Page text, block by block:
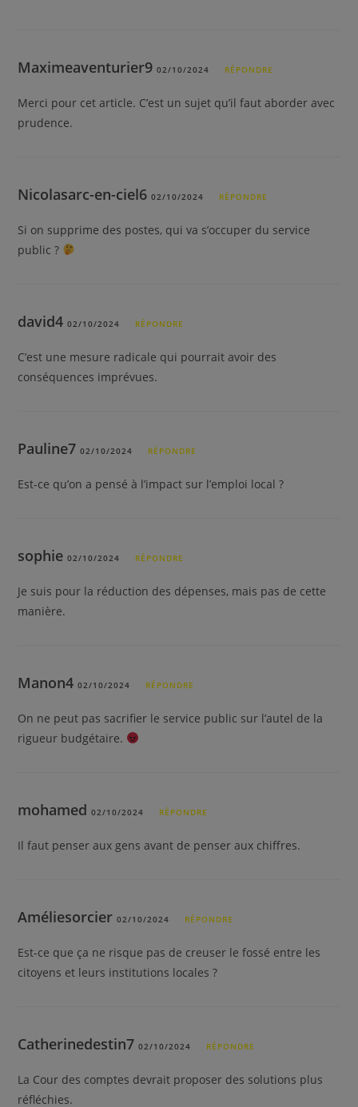
Maximeaventurier902/10/2024 RÉPONDRE
Merci pour cet article. C’est un sujet qu’il faut aborder avec
prudence.
Nicolasarc-en-ciel602/10/2024 RÉPONDRE
Si on supprime des postes, qui va s’occuper du service
public ?
david402/10/2024 RÉPONDRE
C’est une mesure radicale qui pourrait avoir des
conséquences imprévues.
Pauline702/10/2024 RÉPONDRE
Est-ce qu’on a pensé à l’impact sur l’emploi local ?
sophie02/10/2024 RÉPONDRE
Je suis pour la réduction des dépenses, mais pas de cette
manière.
Manon402/10/2024 RÉPONDRE
On ne peut pas sacrifier le service public sur l’autel de la
rigueur budgétaire.
mohamed02/10/2024 RÉPONDRE
Il faut penser aux gens avant de penser aux chiffres.
Améliesorcier02/10/2024 RÉPONDRE
Est-ce que ça ne risque pas de creuser le fossé entre les
citoyens et leurs institutions locales ?
Catherinedestin702/10/2024 RÉPONDRE
La Cour des comptes devrait proposer des solutions plus
réfléchies.